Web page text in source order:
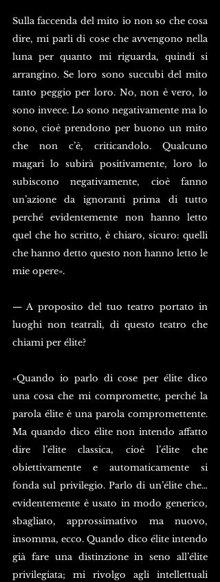
Sulla faccenda del mito io non so che cosa
dire, mi parli di cose che avvengono nella
luna per quanto mi riguarda, quindi si
arrangino. Se loro sono succubi del mito
tanto peggio per loro. No, non è vero, lo
sono invece. Lo sono negativamente ma lo
sono, cioè prendono per buono un mito
che non c’è, criticandolo. Qualcuno
magari lo subirà positivamente, loro lo
subiscono negativamente, cioè fanno
un’azione da ignoranti prima di tutto
perché evidentemente non hanno letto
quel che ho scritto, è chiaro, sicuro: quelli
che hanno detto questo non hanno letto le
mie opere».
— A proposito del tuo teatro portato in
luoghi non teatrali, di questo teatro che
chiami per élite?
«Quando io parlo di cose per élite dico
una cosa che mi compromette, perché la
parola élite è una parola compromettente.
Ma quando dico élite non intendo affatto
dire l’élite classica, cioè l’élite che
obiettivamente e automaticamente si
fonda sul privilegio. Parlo di un’élite che…
evidentemente è usato in modo generico,
sbagliato, approssimativo ma nuovo,
insomma, ecco. Quando dico élite intendo
già fare una distinzione in seno all’élite
privilegiata; mi rivolgo agli intellettuali